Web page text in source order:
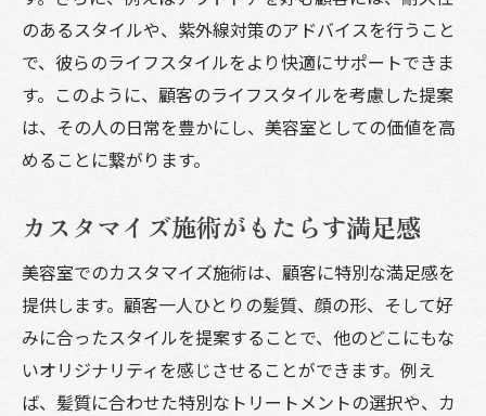
のあるスタイルや、紫外線対策のアドバイスを行うこと
で、彼らのライフスタイルをより快適にサポートできま
す。このように、顧客のライフスタイルを考慮した提案
は、その人の日常を豊かにし、美容室としての価値を高
めることに繋がります。
カスタマイズ施術がもたらす満足感
美容室でのカスタマイズ施術は、顧客に特別な満足感を
提供します。顧客一人ひとりの髪質、顔の形、そして好
みに合ったスタイルを提案することで、他のどこにもな
いオリジナリティを感じさせることができます。例え
ば、髪質に合わせた特別なトリートメントの選択や、カ